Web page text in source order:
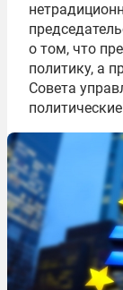
о том, что
политику, а
Совета